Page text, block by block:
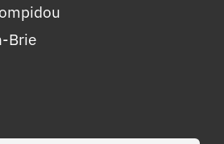
Brie